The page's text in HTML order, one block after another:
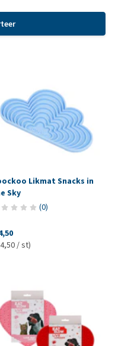
Likmat Snacks in
Sky
(0)
/ st)